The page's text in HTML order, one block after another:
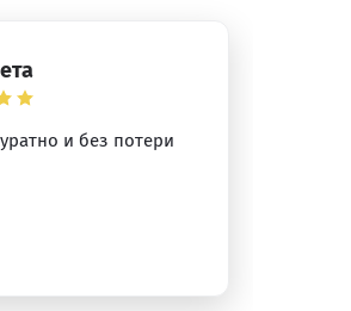
и без потери